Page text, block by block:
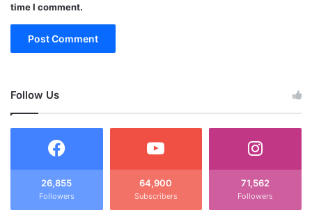
time I comment.
Follow Us
26,855
Followers
64,900
Subscribers
71,562
Followers